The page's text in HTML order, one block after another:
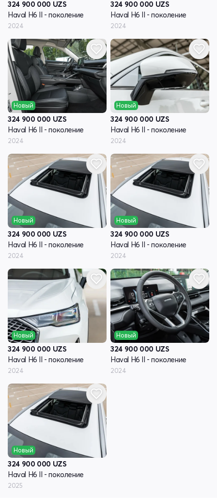
324 900 000 UZS
Haval H6 II - поколение
2024
324 900 000 UZS
Haval H6 II - поколение
2024
Новый
324 900 000 UZS
Haval H6 II - поколение
2024
Новый
324 900 000 UZS
Haval H6 II - поколение
2024
Новый
324 900 000 UZS
Haval H6 II - поколение
2024
Новый
324 900 000 UZS
Haval H6 II - поколение
2024
Новый
324 900 000 UZS
Haval H6 II - поколение
2024
Новый
324 900 000 UZS
Haval H6 II - поколение
2024
Новый
324 900 000 UZS
Haval H6 II - поколение
2025